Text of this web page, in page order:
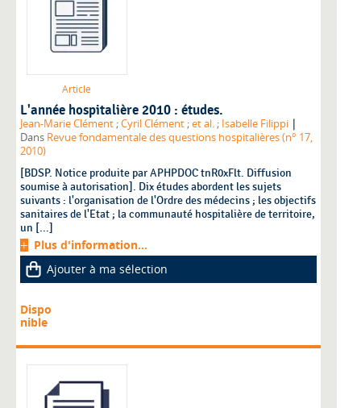
Article
L'année hospitalière 2010 : études.
Jean-Marie Clément ;Cyril Clément ;et al. ; Isabelle Filippi |
Dans Revue fondamentale des questions hospitalières (n° 17,
2010)
[BDSP. Notice produite par APHPDOC tnR0xFlt. Diffusion
soumise à autorisation]. Dix études abordent les sujets
suivants : l'organisation de l'Ordre des médecins ; les objectifs
sanitaires de l'Etat ; la communauté hospitalière de territoire,
un [...]
Plus d'information...
Ajouter à ma sélection
Dispo
nible